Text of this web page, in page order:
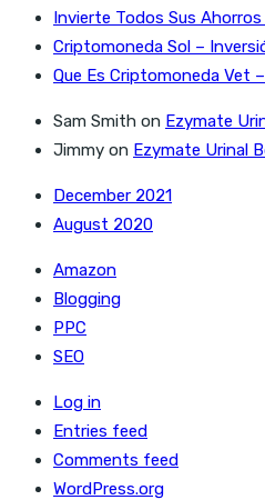
Invierte Todos Sus
Criptomoneda Sol –
Que Es Criptomoneda Vet
Sam Smith on Ezymate
Jimmy on Ezymate Urinal
December 2021
August 2020
Amazon
Blogging
PPC
SEO
Log in
Entries feed
Comments feed
WordPress.org